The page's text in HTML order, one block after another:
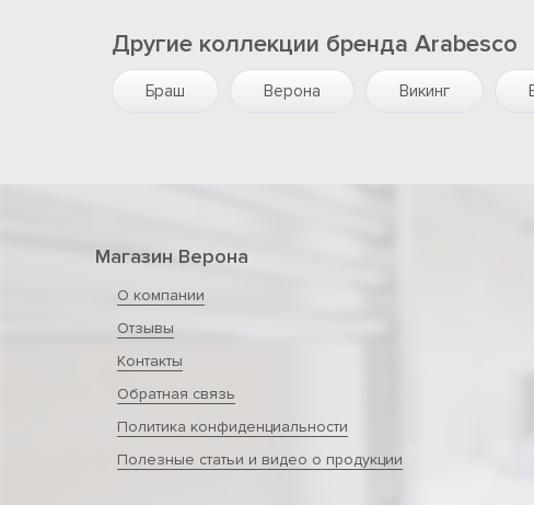
Другие коллекции бренда Arabesco
Браш Верона Викинг
Магазин Верона
О компании
Отзывы
Контакты
Обратная связь
Политика конфиденциальности
Полезные статьи и видео о продукции